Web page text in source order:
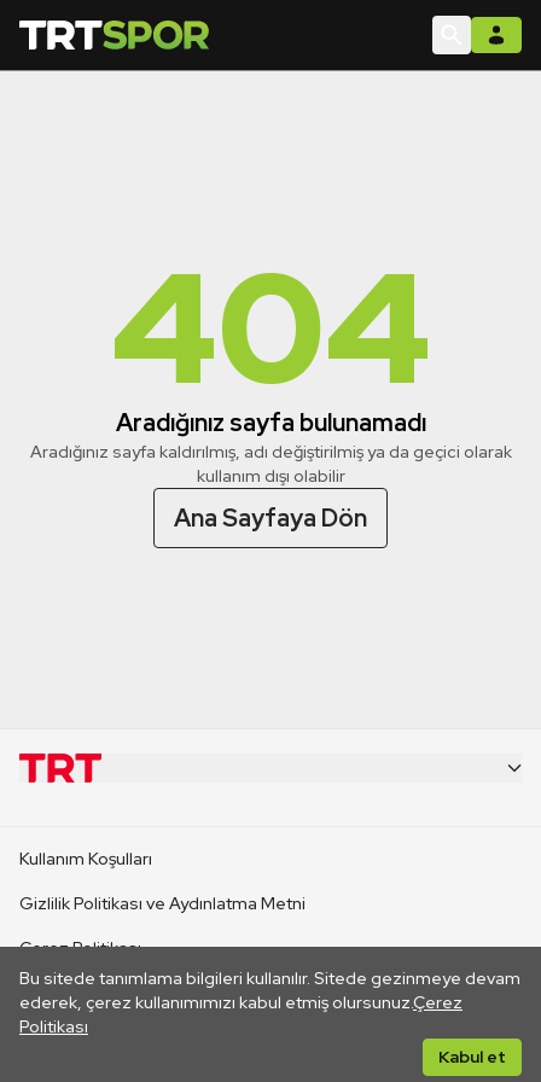
404
Aradığınız sayfa bulunamadı
Aradığınız sayfa kaldırılmış, adı değiştirilmiş ya da geçici olarak
kullanım dışı olabilir
Ana Sayfaya Dön
Bu sitede tanımlama bilgileri kullanılır. Sitede gezinmeye devam
ederek, çerez kullanımımızı kabul etmiş olursunuz.Çerez
Politikası
Kabul et
CANLI YAYINLAR
Kullanım Koşulları
Gizlilik Politikası ve Aydınlatma Metni
Çerez Politikası
İletişim
Her hakkı saklıdır. ©2026 TRT. Bağlantı yoluyla gidilen dış